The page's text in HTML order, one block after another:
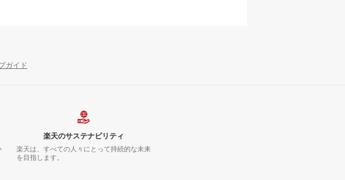
ガイド
楽天のサステナビリティ
楽天は、すべての人々にとって持続的な未来
を目指します。